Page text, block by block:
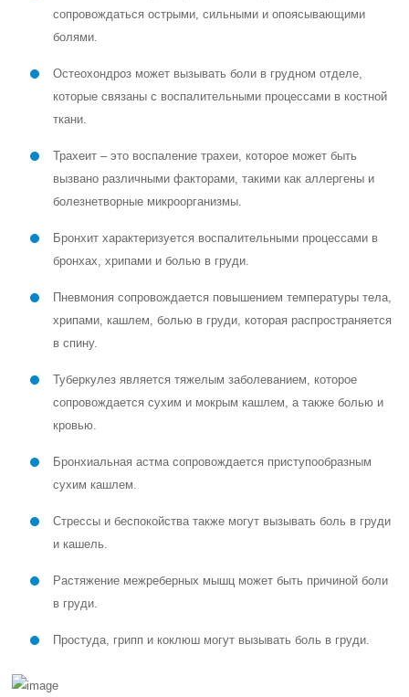
сопровождаться острыми, сильными и опоясывающими
болями.
Остеохондроз может вызывать боли в грудном отделе,
которые связаны с воспалительными процессами в костной
ткани.
Трахеит – это воспаление трахеи, которое может быть
вызвано различными факторами, такими как аллергены и
болезнетворные микроорганизмы.
Бронхит характеризуется воспалительными процессами в
бронхах, хрипами и болью в груди.
Пневмония сопровождается повышением температуры тела,
хрипами, кашлем, болью в груди, которая распространяется
в спину.
Туберкулез является тяжелым заболеванием, которое
сопровождается сухим и мокрым кашлем, а также болью и
кровью.
Бронхиальная астма сопровождается приступообразным
сухим кашлем.
Стрессы и беспокойства также могут вызывать боль в груди
и кашель.
Растяжение межреберных мышц может быть причиной боли
в груди.
Простуда, грипп и коклюш могут вызывать боль в груди.